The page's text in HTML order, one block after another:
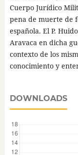
Cuerpo Jurídico
pena de muerte de
española. El P.
Aravaca en dicha
contexto de los
conocimiento y
DOWNLOADS